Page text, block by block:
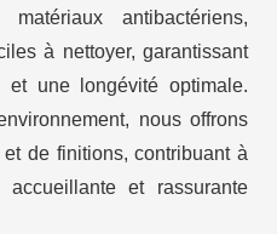
antibactériens,
à nettoyer, garantissant
et une longévité optimale.
nous offrons
de finitions, contribuant à
accueillante et rassurante